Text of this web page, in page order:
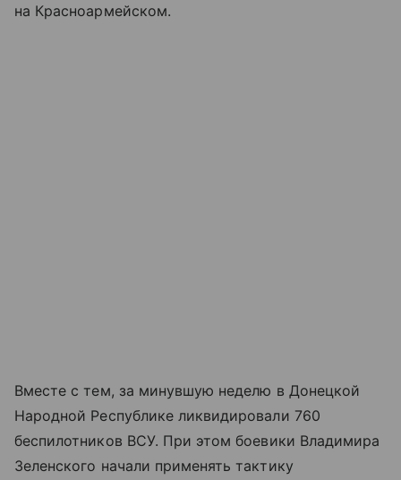
на Красноармейском.
Вместе с тем, за минувшую неделю в Донецкой
Народной Республике ликвидировали 760
беспилотников ВСУ. При этом боевики Владимира
Зеленского начали применять тактику